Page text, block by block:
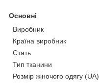
Основні
Виробник
Країна виробник
Стать
Тип тканини
Розмір жіночого одягу (UA)